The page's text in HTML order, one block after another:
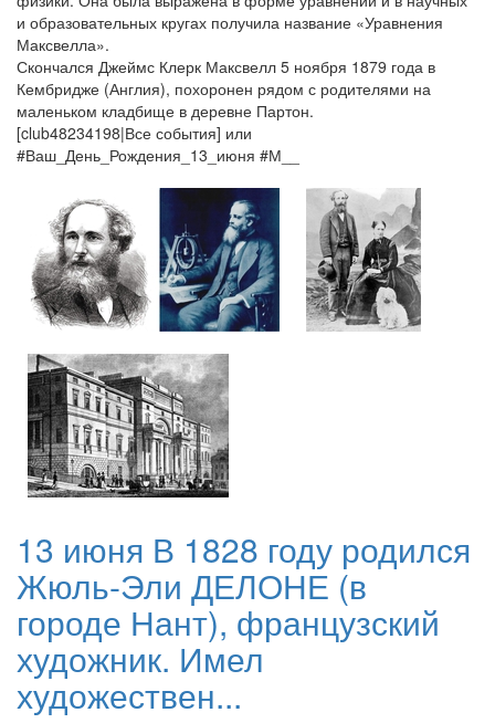
и образовательных кругах получила название «Уравнения
Максвелла».
Скончался Джеймс Клерк Максвелл 5 ноября 1879 года в
Кембридже (Англия), похоронен рядом с родителями на
маленьком кладбище в деревне Партон.
[club48234198|Все события] или
#Ваш_День_Рождения_13_июня #М__
13 июня В 1828 году родился
Жюль-Эли ДЕЛОНЕ (в
городе Нант), французский
художник. Имел
художествен...